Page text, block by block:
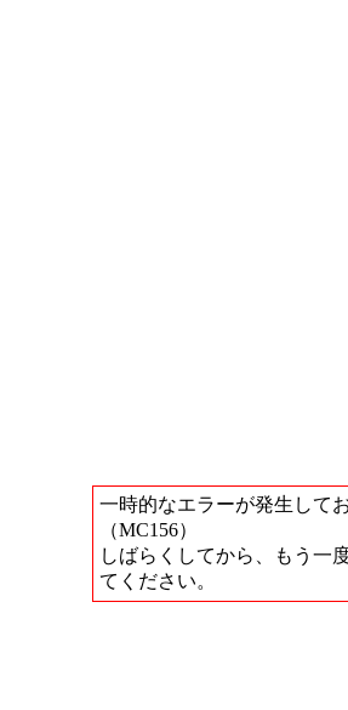
一時的なエラーが発生して
（MC156）
しばらくしてから、もう一
てください。